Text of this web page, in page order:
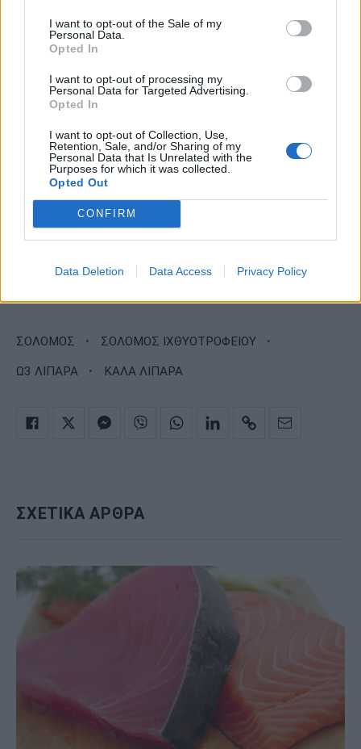
I want to opt-out of the Sale of my
Personal Data.
Opted In
I want to opt-out of processing my
Personal Data for Targeted Advertising.
Opted In
I want to opt-out of Collection, Use,
Retention, Sale, and/or Sharing of my
Personal Data that Is Unrelated with the
Purposes for which it was collected.
Opted Out
CONFIRM
Data Deletion Data Access Privacy Policy
ΣΟΛΟΜΟΣ · ΣΟΛΟΜΟΣ ΙΧΘΥΟΤΡΟΦΕΙΟΥ ·
Ω3 ΛΙΠΑΡΑ · ΚΑΛΑ ΛΙΠΑΡΑ
ΣΧΕΤΙΚΑ ΑΡΘΡΑ